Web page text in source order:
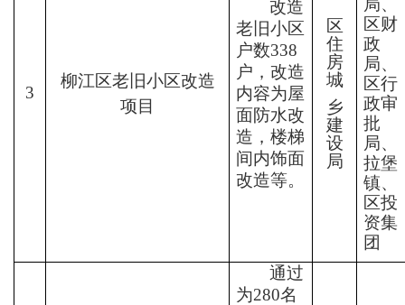
3
柳江区老旧小区改造
项目
改造
老旧小区
户数338
户，改造
内容为屋
面防水改
造，楼梯
间内饰面
改造等。
区
住
房
城
乡
建
设
局
局、
区财
政
局、
区行
政审
批
局、
拉堡
镇、
区投
资集
团
通过
为280名